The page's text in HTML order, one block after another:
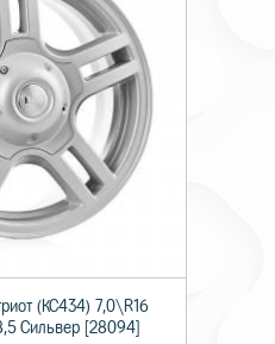
(КС434) 7,0\R16
Сильвер [28094]